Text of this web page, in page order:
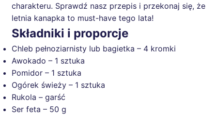
charakteru. Sprawdź nasz przepis i przekonaj się, że
letnia kanapka to must-have tego lata!
Składniki i proporcje
Chleb pełnoziarnisty lub bagietka – 4 kromki
Awokado – 1 sztuka
Pomidor – 1 sztuka
Ogórek świeży – 1 sztuka
Rukola – garść
Ser feta – 50 g